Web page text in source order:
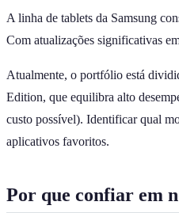
A linha de tablets da Samsung
Com atualizações significativas
Atualmente, o portfólio está
Edition, que equilibra alto
custo possível). Identificar qual
aplicativos favoritos.
Por que confiar em